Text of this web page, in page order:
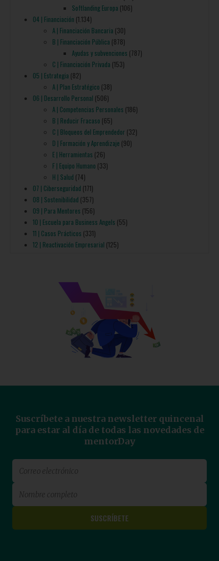
Softlanding Europa (106)
04 | Financiación (1.134)
A | Financiación Bancaria (30)
B | Financiación Pública (878)
Ayudas y subvenciones (787)
C | Financiación Privada (153)
05 | Estrategia (82)
A | Plan Estratégico (38)
06 | Desarrollo Personal (506)
A | Competencias Personales (186)
B | Reducir Fracaso (65)
C | Bloqueos del Emprendedor (32)
D | Formación y Aprendizaje (90)
E | Herramientas (26)
F | Equipo Humano (33)
H | Salud (74)
07 | Ciberseguridad (171)
08 | Sostenibilidad (357)
09 | Para Mentores (156)
10 | Escuela para Business Angels (55)
11 | Casos Prácticos (331)
12 | Reactivación Empresarial (125)
Suscríbete a nuestra newsletter quincenal
para estar al día de todas las novedades de
mentorDay